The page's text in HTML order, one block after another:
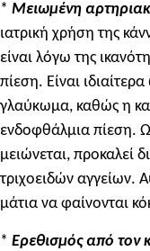
* Μειωμένη
ιατρική χρήση της
είναι λόγω της
πίεση. Είναι
γλαύκωμα, καθώς η
ενδοφθάλμια πίεση.
μειώνεται, προκαλεί
τριχοειδών αγγείων.
μάτια να φαίνονται
* Ερεθισμός από τον